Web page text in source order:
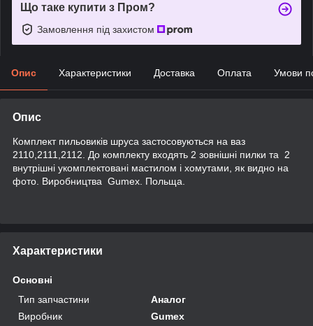
Що таке купити з Пром?
Замовлення під захистом
Опис Характеристики Доставка Оплата Умови
Опис
Комплект пильовиків шруса застосовуються на ваз
2110,2111,2112. До комплекту входять 2 зовнішні пилки та 2
внутрішні укомплектовані мастилом і хомутами, як видно на
фото. Виробництва Gumex. Польща.
Характеристики
Основні
Тип запчастини
Аналог
Виробник
Gumex